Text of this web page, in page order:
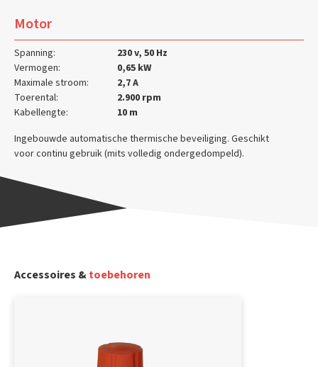
Motor
Spanning:
Vermogen:
Maximale stroom:
Toerental:
Kabellengte:
230 v, 50 Hz
0,65 kW
2,7 A
2.900 rpm
10 m
Ingebouwde automatische thermische beveiliging. Geschikt
voor continu gebruik (mits volledig ondergedompeld).
Accessoires &toebehoren